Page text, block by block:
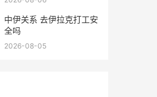
中伊关系 去伊拉克打工安
全吗
2026-08-05